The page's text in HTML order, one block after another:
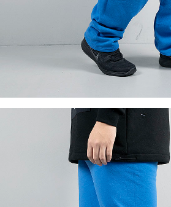
이코 라이프 하